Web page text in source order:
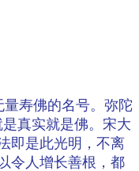
寿佛的名号。弥陀
真实就是佛。宋大
即是此光明，不离
令人增长善根，都